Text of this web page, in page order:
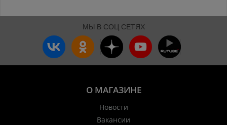
МЫ В СОЦ СЕТЯХ
О МАГАЗИНЕ
Новости
Вакансии